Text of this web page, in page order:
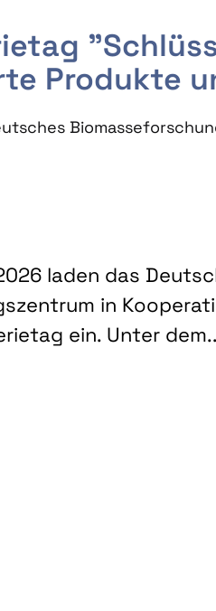
Produkte
laden das
in
ein. Unter